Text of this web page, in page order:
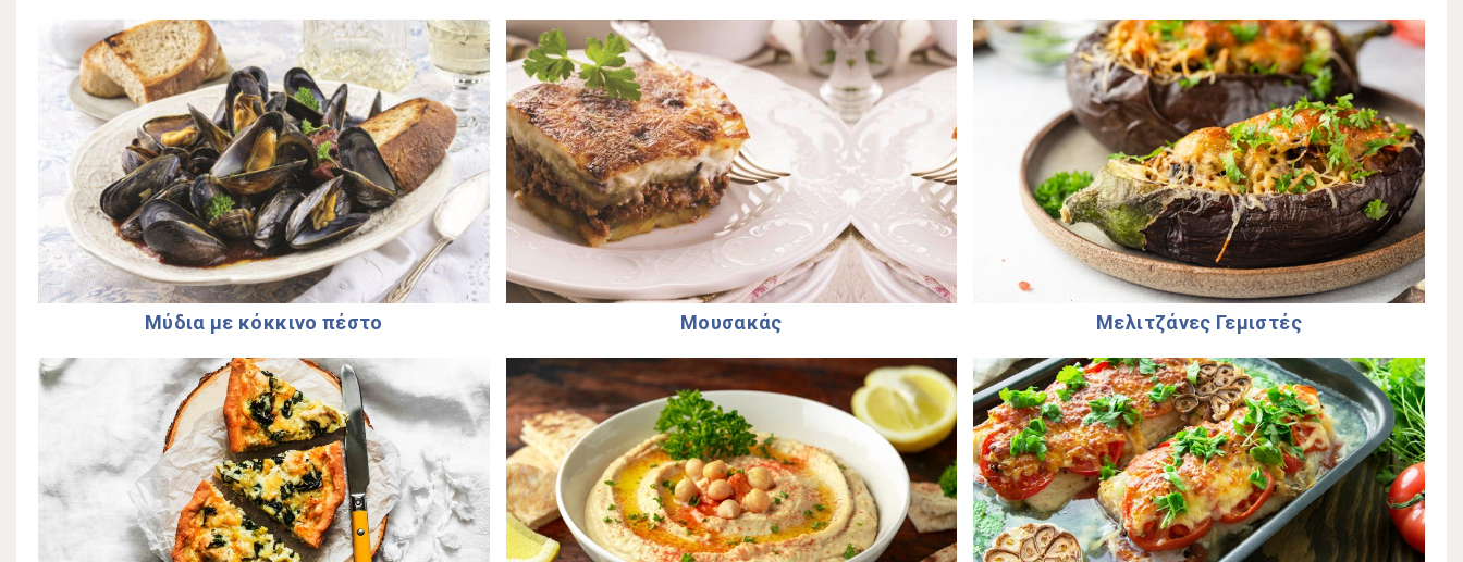
Μύδια µε κόκκινο πέστο Μουσακάς Μελιτζάνες Γεμιστές